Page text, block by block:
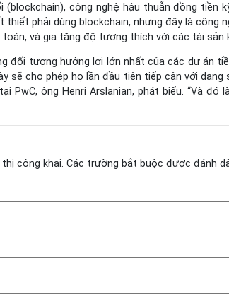
(blockchain), công nghệ hậu thuẫn đồng tiền
thiết phải dùng blockchain, nhưng đây là công
và gia tăng độ tương thích với các tài sản
đối tượng hưởng lợi lớn nhất của các dự án
sẽ cho phép họ lần đầu tiên tiếp cận với dạng
PwC, ông Henri Arslanian, phát biểu. “Và
công khai. Các trường bắt buộc được đánh